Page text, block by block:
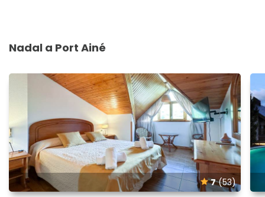
Nadal a Port Ainé
7(53)